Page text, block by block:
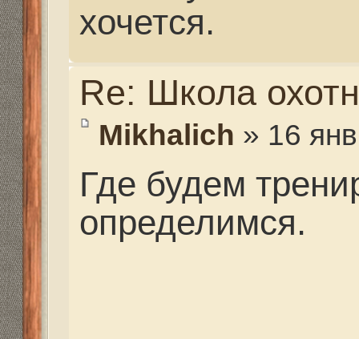
Как выбрать ружьё
Re: Школа охотника
Mikhalich» 24 янв 2014,
geeli854.@